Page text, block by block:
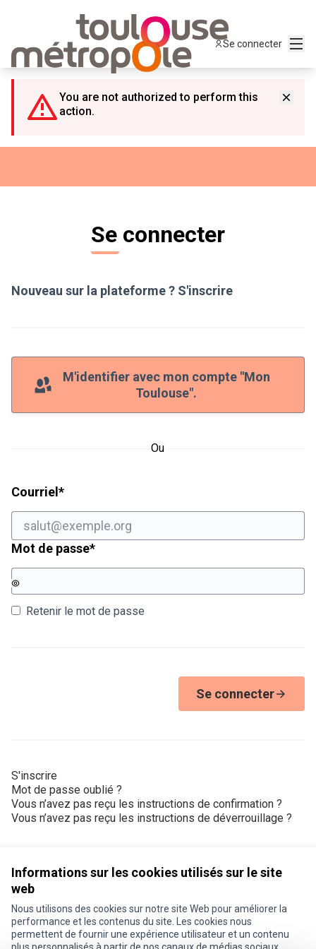
Informations sur les cookies utilisés sur le site
web
Nous utilisons des cookies sur notre site Web pour améliorer la
performance et les contenus du site. Les cookies nous
permettent de fournir une expérience utilisateur et un contenu
Se connecter
You are not authorized to perform this
action.
Se connecter
Nouveau sur la plateforme ? S'inscrire
M'identifier avec mon compte "Mon
Toulouse".
Ou
Courriel *Champ obligatoire
Mot de passe*Champ obligatoire
Retenir le mot de passe
Se connecter
S'inscrire
Mot de passe oublié ?
Vous n’avez pas reçu les instructions de confirmation ?
Vous n’avez pas reçu les instructions de déverrouillage ?
Conditions d'utilisation
Paramètres des cookies
Je participe ! sur X
Je participe ! sur Facebook
Je participe ! sur Instagram